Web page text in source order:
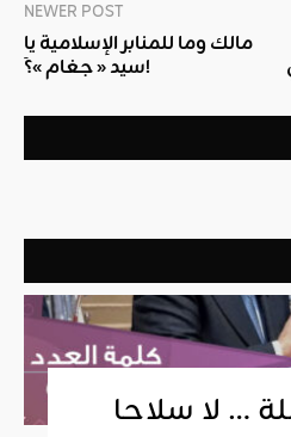
NEWER POST
مالك وما للمنابر الإسلامية يا
سيد « جغام »؟َ!
… لا سلاحا